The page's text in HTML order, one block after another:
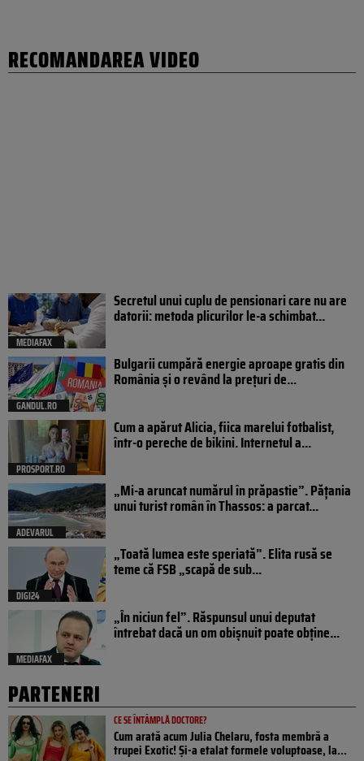
RECOMANDAREA VIDEO
MEDIAFAX
Secretul unui cuplu de pensionari care nu are
datorii: metoda plicurilor le-a schimbat...
GANDUL.RO
Bulgarii cumpără energie aproape gratis din
România și o revând la prețuri de...
PROSPORT.RO
Cum a apărut Alicia, fiica marelui fotbalist,
într-o pereche de bikini. Internetul a...
ADEVARUL
„Mi-a aruncat numărul în prăpastie”. Pățania
unui turist român în Thassos: a parcat...
DIGI24
„Toată lumea este speriată”. Elita rusă se
teme că FSB „scapă de sub...
MEDIAFAX
„În niciun fel”. Răspunsul unui deputat
întrebat dacă un om obișnuit poate obține...
PARTENERI
CE SE ÎNTÂMPLĂ DOCTORE?
Cum arată acum Julia Chelaru, fosta membră a
trupei Exotic! Și-a etalat formele voluptoase, la...